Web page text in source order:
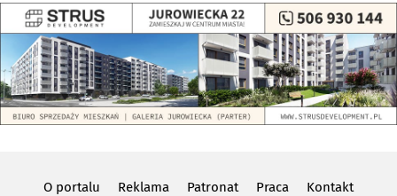
O portalu Reklama Patronat Praca Kontakt